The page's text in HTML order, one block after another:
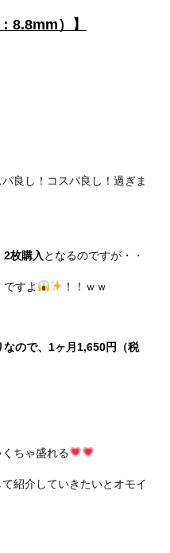
8.8mm）】
良し！コスパ良し！過ぎま
2枚購入 となるのですが・・
ですよ ！！ｗｗ
なので、1ヶ月1,650円（税
ちゃ盛れる
紹介していきたいとオモイ